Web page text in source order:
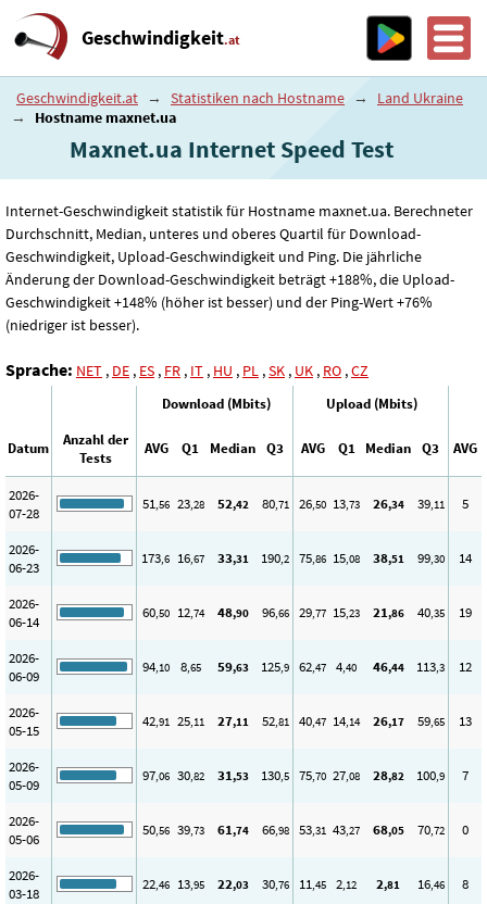
Geschwindigkeit.at
Geschwindigkeit.at → Statistiken nach Hostname →
Land Ukraine
→
Hostname maxnet.ua
Maxnet.ua Internet Speed ​​Test
Internet-Geschwindigkeit statistik für Hostname maxnet.ua. Berechneter
Durchschnitt, Median, unteres und oberes Quartil für Download-
Geschwindigkeit, Upload-Geschwindigkeit und Ping. Die jährliche
Änderung der Download-Geschwindigkeit beträgt +188%, die Upload-
Geschwindigkeit +148% (höher ist besser) und der Ping-Wert +76%
(niedriger ist besser).
Sprache: NET , DE , ES , FR , IT , HU , PL ,SK , UK , RO ,CZ
Download (Mbits) Upload (Mbits)
Datum
Anzahl der
Tests
AVG Q1 Median Q3 AVG Q1 Median Q3 AVG
2026-
07-28
51,56 23,28 52,42 80,71 26,50 13,73 26,34 39,11 5
2026-
06-23
173,6 16,67 33,31 190,2 75,86 15,08 38,51 99,30 14
2026-
06-14
60,50 12,74 48,90 96,66 29,77 15,23 21,86 40,35 19
2026-
06-09
94,10 8,65 59,63 125,9 62,47 4,40 46,44 113,3 12
2026-
05-15
42,91 25,11 27,11 52,81 40,47 14,14 26,17 59,65 13
2026-
05-09
97,06 30,82 31,53 130,5 75,70 27,08 28,82 100,9 7
2026-
05-06
50,56 39,73 61,74 66,98 53,31 43,27 68,05 70,72 0
2026-
03-18
22,46 13,95 22,03 30,76 11,45 2,12 2,81 16,46 8